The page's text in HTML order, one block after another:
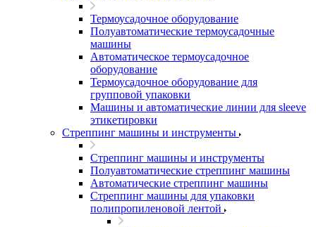
Термоусадочное оборудование
Полуавтоматические термоусадочные
машины
Автоматическое термоусадочное
оборудование
Термоусадочное оборудование для
групповой упаковки
Машины и автоматические линии для sleeve
этикетировки
Стреппинг машины и инструменты
Стреппинг машины и инструменты
Полуавтоматические стреппинг машины
Автоматические стреппинг машины
Стреппинг машины для упаковки
полипропиленовой лентой